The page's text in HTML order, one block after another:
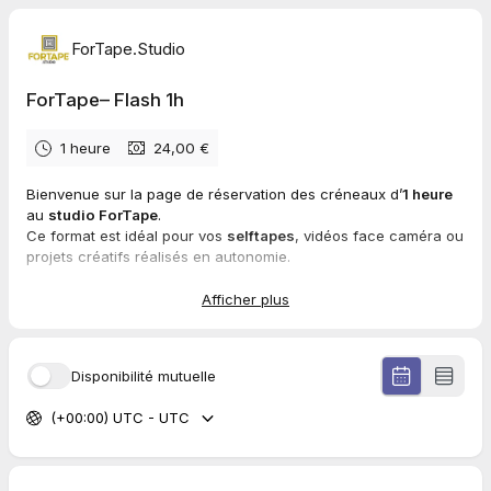
ForTape.Studio
ForTape– Flash 1h
1 heure 24,00 €
Bienvenue sur la page de réservation des créneaux d’1 heure
au studio ForTape.
Ce format est idéal pour vos selftapes, vidéos face caméra ou
projets créatifs réalisés en autonomie.
✅ Ce que votre créneau inclut
Utilisation du matériel professionnel
disponible sur place
Encodage et livraison des rushs via Dropbox
Possibilité d’ajouter desoptionslors de la réservation
Afficher plus
Disponibilité mutuelle
(+00:00) UTC - UTC